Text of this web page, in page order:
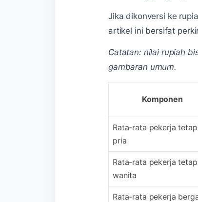
Jika dikonversi ke
artikel ini bersifat
Catatan: nilai rupiah
gambaran umum.
Komponen
Rata-rata pekerja tetap
pria
Rata-rata pekerja tetap
wanita
Rata-rata pekerja